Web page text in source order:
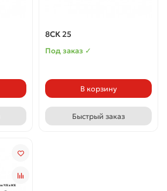
8СК 25
Под заказ ✓
В корзину
Быстрый заказ